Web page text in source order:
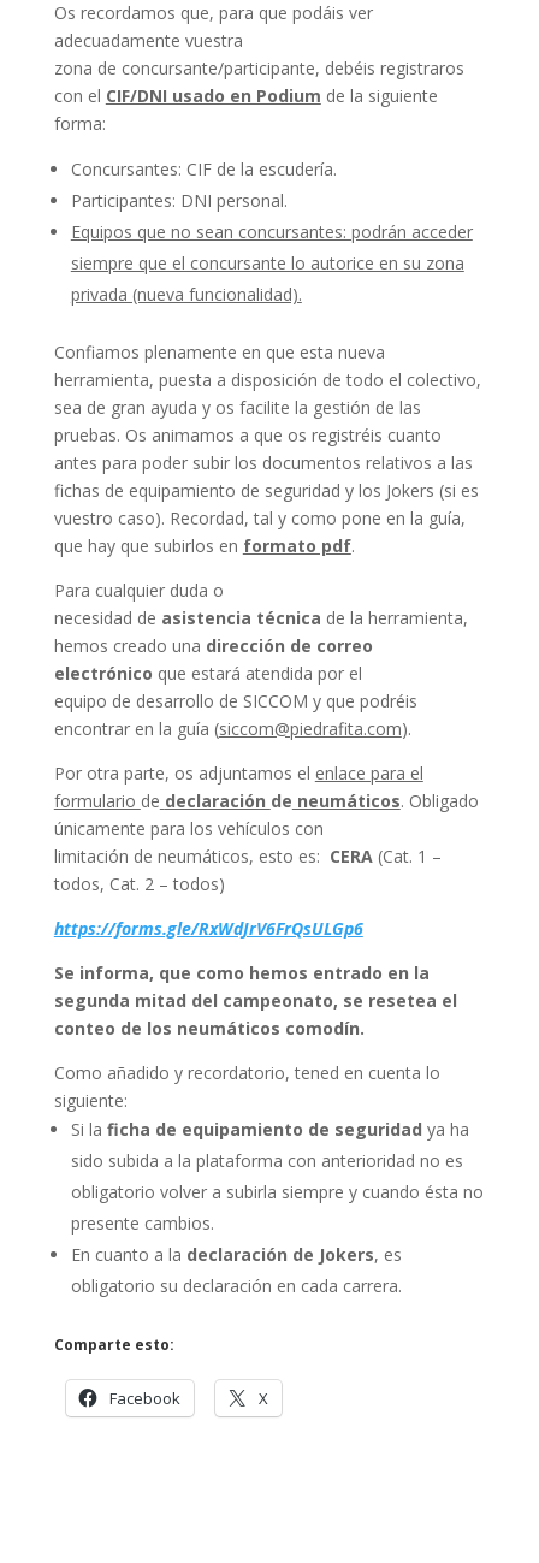
Os recordamos que, para que podáis ver
adecuadamente vuestra
zona de concursante/participante, debéis registraros
con el CIF/DNI usado en Podium de la siguiente
forma:
Concursantes: CIF de la escudería.
Participantes: DNI personal.
Equipos que no sean concursantes: podrán acceder
siempre que el concursante lo autorice en su zona
privada (nueva funcionalidad).
Confiamos plenamente en que esta nueva
herramienta, puesta a disposición de todo el colectivo,
sea de gran ayuda y os facilite la gestión de las
pruebas. Os animamos a que os registréis cuanto
antes para poder subir los documentos relativos a las
fichas de equipamiento de seguridad y los Jokers (si es
vuestro caso). Recordad, tal y como pone en la guía,
que hay que subirlos en formato pdf.
Para cualquier duda o
necesidad de asistencia técnica de la herramienta,
hemos creado una dirección de correo
electrónico que estará atendida por el
equipo de desarrollo de SICCOM y que podréis
encontrar en la guía (siccom@piedrafita.com).
Por otra parte, os adjuntamos el enlace para el
formulario de declaración de neumáticos. Obligado
únicamente para los vehículos con
limitación de neumáticos, esto es: CERA(Cat. 1 –
todos, Cat. 2 – todos)
https://forms.gle/RxWdJrV6FrQsULGp6
Se informa, que como hemos entrado en la
segunda mitad del campeonato, se resetea el
conteo de los neumáticos comodín.
Como añadido y recordatorio, tened en cuenta lo
siguiente:
Si la ficha de equipamiento de seguridad ya ha
sido subida a la plataforma con anterioridad no es
obligatorio volver a subirla siempre y cuando ésta no
presente cambios.
En cuanto a la declaración de Jokers, es
obligatorio su declaración en cada carrera.
Comparte esto:
Facebook X